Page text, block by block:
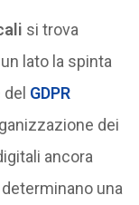
si trova
lato la spinta
GDPR
dei
ancora
una